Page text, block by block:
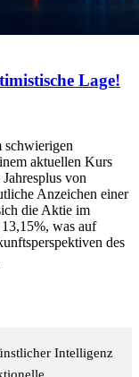
Lage!
schwierigen
aktuellen Kurs
von
Anzeichen einer
die Aktie im
was auf
des
Intelligenz